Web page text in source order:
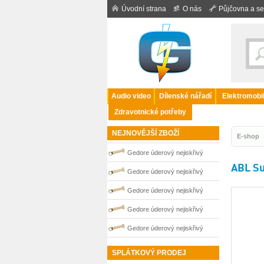
Úvodní strana O nás Půjčovna a
Audio video Dílenské nářadí
Zdravotnické potřeby
NEJNOVĚJŠÍ ZBOŽÍ
Gedore úderový nejiskřivý
plochý klíč vyhnutý 41 mm
0100254S
Gedore úderový nejiskřivý
plochý klíč vyhnutý 30 mm
0100251S
Gedore úderový nejiskřivý
plochý klíč vyhnutý 50 mm
0100256S
Gedore úderový nejiskřivý
plochý klíč vyhnutý 32 mm
0100252S
Gedore úderový nejiskřivý
plochý klíč vyhnutý 46 mm
SPLÁTKOVÝ PRODEJ
E-shop
ABL